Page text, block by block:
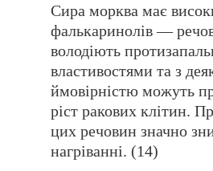
Сира морква має
фалькаринолів —
володіють
властивостями та з
ймовірністю можуть
ріст ракових клітин.
цих речовин значно
нагріванні. (14)